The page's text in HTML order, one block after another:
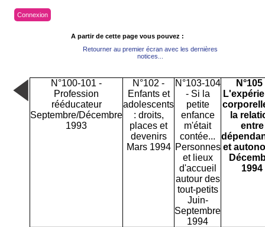
Connexion
A partir de cette page vous pouvez :
Retourner au premier écran avec les dernières
notices...
N°100-101 -
Profession
rééducateur
Septembre/Décembre
1993
N°102 -
Enfants et
adolescents
: droits,
places et
devenirs
Mars 1994
N°103-104
- Si la
petite
enfance
m'était
contée...
Personnes
et lieux
d'accueil
autour des
tout-petits
Juin-
Septembre
1994
N°105
la
entre
et
1994